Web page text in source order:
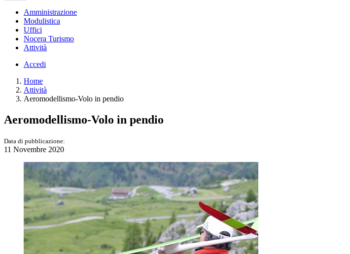
Amministrazione
Modulistica
Uffici
Nocera Turismo
Attività
Accedi
Home
Attività
Aeromodellismo-Volo in pendio
Aeromodellismo-Volo in pendio
Data di pubblicazione:
11 Novembre 2020